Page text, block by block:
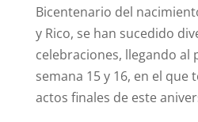
Bicentenario del
y Rico, se han sucedido
celebraciones, llegando al
semana 15 y 16, en el que
actos finales de este